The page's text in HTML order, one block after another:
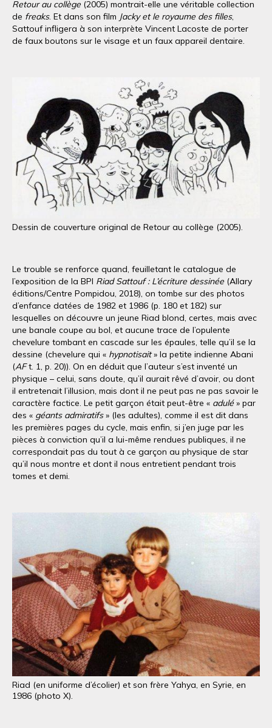
Retour au collège (2005) montrait-elle une véritable collection
de freaks. Et dans son film Jacky et le royaume des filles,
Sattouf infligera à son interprète Vincent Lacoste de porter
de faux boutons sur le visage et un faux appareil dentaire.
Dessin de couverture original de Retour au collège (2005).
Le trouble se renforce quand, feuilletant le catalogue de
l’exposition de la BPI Riad Sattouf : L’écriture dessinée (Allary
éditions/Centre Pompidou, 2018), on tombe sur des photos
d’enfance datées de 1982 et 1986 (p. 180 et 182) sur
lesquelles on découvre un jeune Riad blond, certes, mais avec
une banale coupe au bol, et aucune trace de l’opulente
chevelure tombant en cascade sur les épaules, telle qu’il se la
dessine (chevelure qui « hypnotisait» la petite indienne Abani
(AFt. 1, p. 20)). On en déduit que l’auteur s’est inventé un
physique – celui, sans doute, qu’il aurait rêvé d’avoir, ou dont
il entretenait l’illusion, mais dont il ne peut pas ne pas savoir le
caractère factice. Le petit garçon était peut-être « adulé» par
des « géants admiratifs» (les adultes), comme il est dit dans
les premières pages du cycle, mais enfin, si j’en juge par les
pièces à conviction qu’il a lui-même rendues publiques, il ne
correspondait pas du tout à ce garçon au physique de star
qu’il nous montre et dont il nous entretient pendant trois
tomes et demi.
Riad (en uniforme d’écolier) et son frère Yahya, en Syrie, en
1986 (photo X).